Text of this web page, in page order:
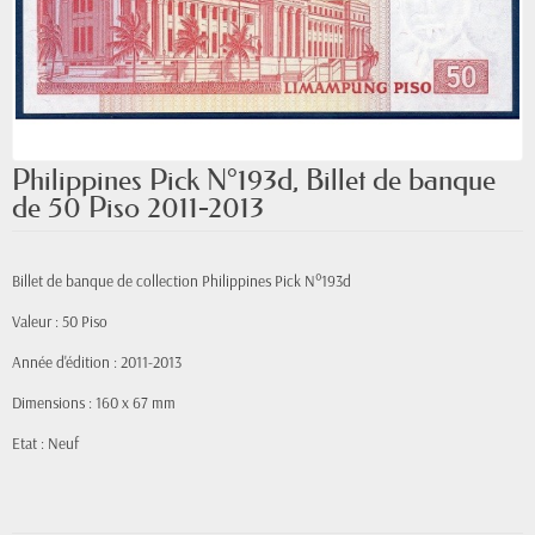
Philippines Pick N°193d, Billet de banque
de 50 Piso 2011-2013
Billet de banque de collection Philippines Pick N°193d
Valeur : 50 Piso
Année d'édition : 2011-2013
Dimensions : 160 x 67 mm
Etat : Neuf